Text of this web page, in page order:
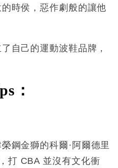
時侯，惡作劇般的讓他
自己的運動波鞋品牌，
：
榮鋼金獅的科爾 · 阿爾德里
打 CBA 並沒有文化衝